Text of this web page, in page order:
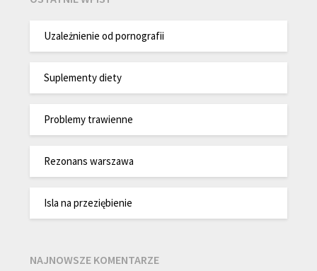
Uzależnienie od pornografii
Suplementy diety
Problemy trawienne
Rezonans warszawa
Isla na przeziębienie
NAJNOWSZE KOMENTARZE